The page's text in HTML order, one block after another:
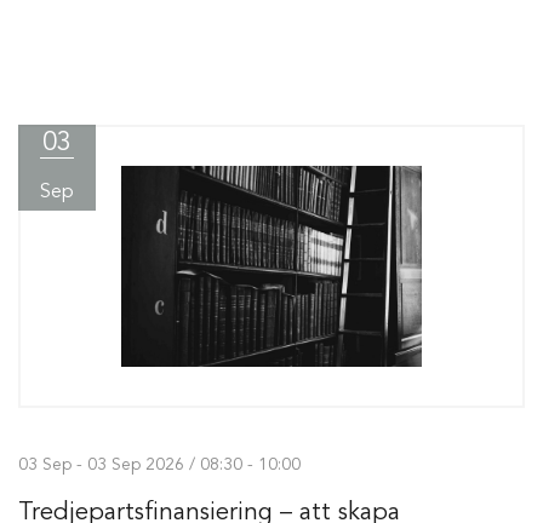
03
Sep
03 Sep - 03 Sep 2026 / 08:30 - 10:00
Tredjepartsfinansiering – att skapa